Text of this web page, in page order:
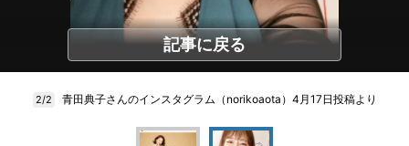
記事に戻る
2/2 青田典子さんのインスタグラム（norikoaota）4月17日投稿より